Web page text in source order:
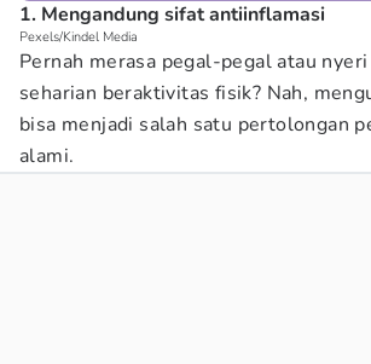
1. Mengandung sifat antiinflamasi
Pexels/Kindel Media
Pernah merasa pegal-pegal atau
seharian beraktivitas fisik? Nah,
bisa menjadi salah satu pertolongan
alami.